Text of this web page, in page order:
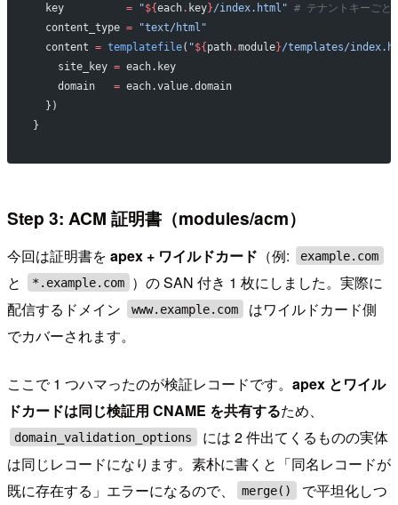
  key
          =
"${each. key}/index.html" # テナントキーご
  content_type
= "text/html"
  content
= templatefile( "${path.module}/templates/
    site_key
= each.key
    domain
= each.value.domain
  })
}
Step 3: ACM 証明書（modules/acm）
今回は証明書を apex + ワイルドカード （例: example.com
と *.example.com
）の SAN 付き 1 枚にしました。実際に
配信するドメイン
www.example.com
はワイルドカード側
でカバーされます。
ここで 1 つハマったのが検証レコードです。 apex とワイル
ドカードは同じ検証用 CNAME を共有するため、
domain_validation_options
には 2 件出てくるものの実体
は同じレコードになります。素朴に書くと「同名レコードが
既に存在する」エラーになるので、
merge()
で平坦化しつ